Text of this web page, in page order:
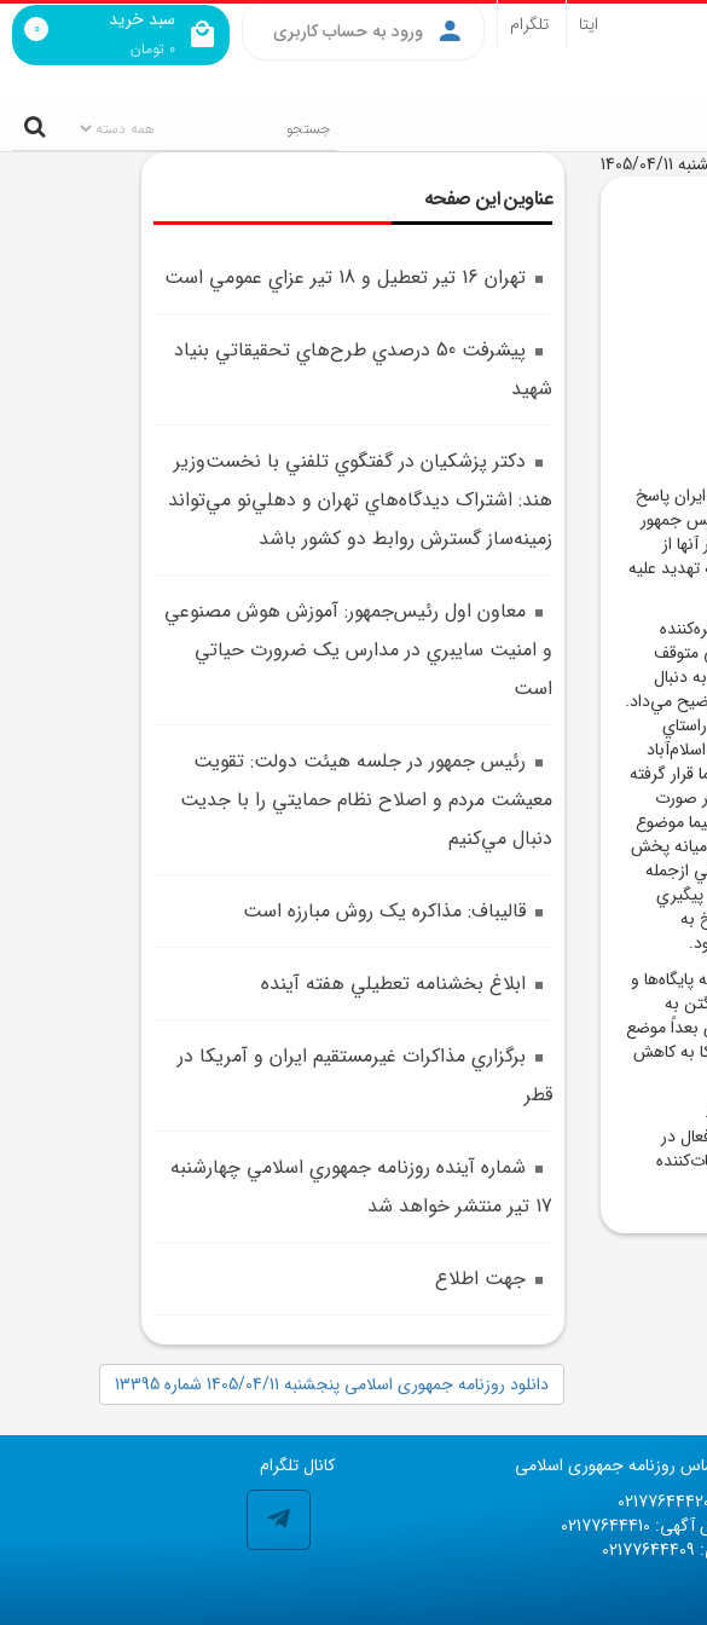
سبد خرید
0 تومان
0 ورود به حساب کاربری ایتا تلگرام
04/11
پاسخ
جمهور
از
عليه
متوقف
دنبال
مي‌داد.
گرفته
صورت
موضوع
ميانه پخش
ازجمله
به
و
به
بعداً موضع
به کاهش
در
عناوین این صفحه
تهران 16 تير تعطيل و 18 تير عزاي عمومي است
پيشرفت 50 درصدي طرح‌هاي تحقيقاتي بنياد
شهيد
دکتر پزشکيان در گفتگوي تلفني با نخست‌وزير
هند: اشتراک ديدگاه‌هاي تهران و دهلي‌نو مي‌تواند
زمينه‌ساز گسترش روابط دو کشور باشد
معاون اول رئيس‌جمهور: آموزش هوش مصنوعي
و امنيت سايبري در مدارس يک ضرورت حياتي
است
رئيس جمهور در جلسه هيئت دولت: تقويت
معيشت مردم و اصلاح نظام حمايتي را با جديت
دنبال مي‌کنيم
قاليباف: مذاکره يک روش مبارزه است
ابلاغ بخشنامه تعطيلي هفته آينده
برگزاري مذاکرات غيرمستقيم ايران و آمريکا در
قطر
شماره آينده روزنامه جمهوري اسلامي چهارشنبه
17 تير منتشر خواهد شد
جهت اطلاع
دانلود روزنامه جمهوری اسلامی پنجشنبه 1405/04/11 شماره 13395
کانال تلگرام
روزنامه جمهوری اسلامی